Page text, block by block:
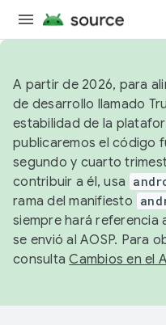
A partir de 2026, para
de desarrollo llamado
estabilidad de la
publicaremos el código
segundo y cuarto
contribuir a él, usa
rama del manifiesto
siempre hará referencia
se envió al AOSP. Para
consultaCambios en el